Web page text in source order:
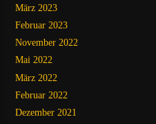
März 2023
Februar 2023
November 2022
Mai 2022
März 2022
Februar 2022
Dezember 2021